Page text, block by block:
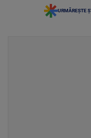
URMĂREȘTE